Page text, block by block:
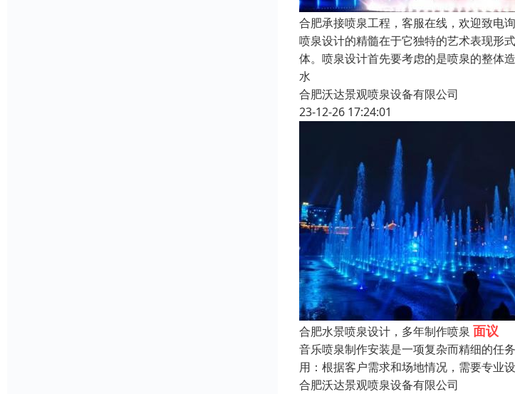
合肥承接喷泉工程，客服在线，欢迎致电
喷泉设计的精髓在于它独特的艺术表现形
体。喷泉设计首先要考虑的是喷泉的整体
水
合肥沃达景观喷泉设备有限公司
23-12-26 17:24:01
合肥水景喷泉设计，多年制作喷泉 面议
音乐喷泉制作安装是一项复杂而精细的任
用：根据客户需求和场地情况，需要专业
合肥沃达景观喷泉设备有限公司